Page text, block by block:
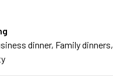
dinner, Family dinners,